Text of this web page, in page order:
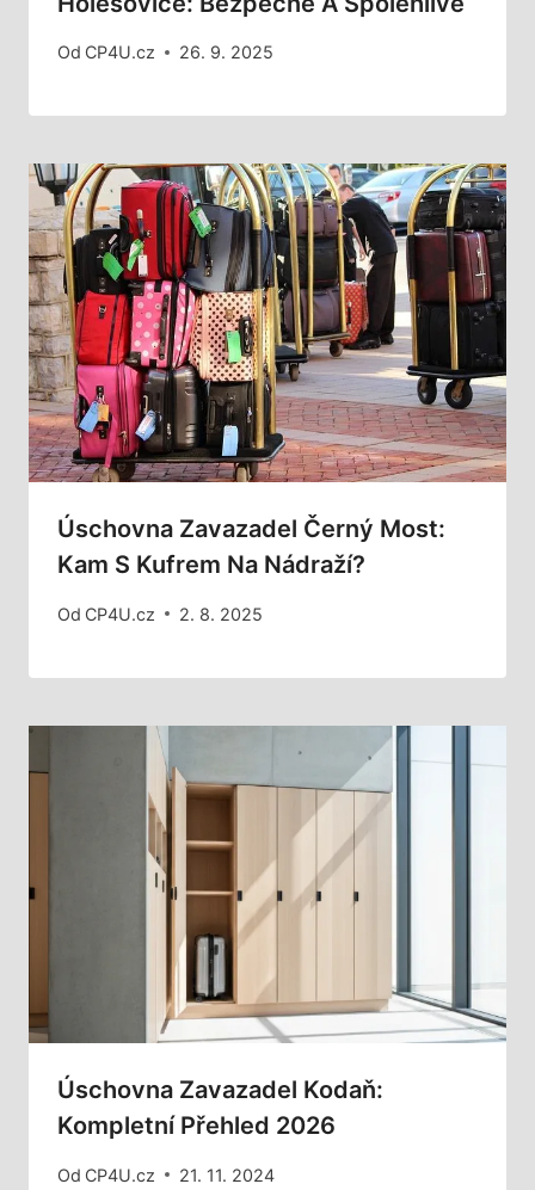
Od CP4U.cz 26. 9. 2025
Úschovna Zavazadel Černý Most:
Kam S Kufrem Na Nádraží?
Od CP4U.cz 2. 8. 2025
Úschovna Zavazadel Kodaň:
Kompletní Přehled 2026
Od CP4U.cz 21. 11. 2024